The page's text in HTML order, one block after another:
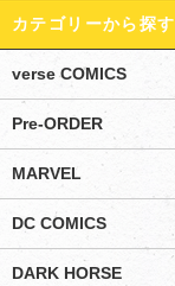
カテゴリーから探す
verse COMICS
Pre-ORDER
MARVEL
DC COMICS
DARK HORSE